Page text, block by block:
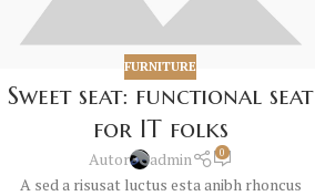
FURNITURE
Sweet seat: functional seat
for IT folks
Autor admin 0
A sed a risusat luctus esta anibh rhoncus